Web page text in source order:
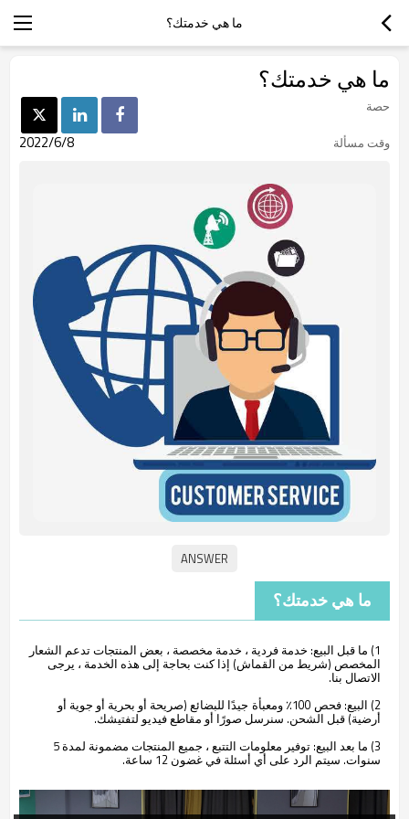
ما هي خدمتك؟
ما هي خدمتك؟
حصة
وقت مسألة
2022/6/8
ما هي خدمتك؟
1) ما قبل البيع: خدمة فردية ، خدمة مخصصة ، بعض المنتجات تدعم الشعار
المخصص (شريط من القماش) إذا كنت بحاجة إلى هذه الخدمة ، يرجى
الاتصال بنا.
2) البيع: فحص 100٪
ومعبأة جيدًا للبضائع (صريحة أو بحرية أو جوية أو
أرضية) قبل الشحن. سنرسل صورًا أو مقاطع فيديو لتفتيشك.
3) ما بعد البيع: توفير معلومات التتبع ، جميع المنتجات مضمونة لمدة 5
سنوات. سيتم الرد على أي أسئلة في غضون 12 ساعة.